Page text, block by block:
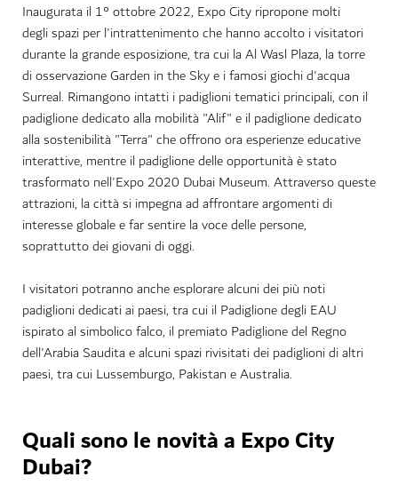
Inaugurata il 1° ottobre 2022, Expo City ripropone molti
degli spazi per l'intrattenimento che hanno accolto i visitatori
durante la grande esposizione, tra cui la Al Wasl Plaza, la torre
di osservazione Garden in the Sky e i famosi giochi d'acqua
Surreal. Rimangono intatti i padiglioni tematici principali, con il
padiglione dedicato alla mobilità "Alif" e il padiglione dedicato
alla sostenibilità "Terra" che offrono ora esperienze educative
interattive, mentre il padiglione delle opportunità è stato
trasformato nell'Expo 2020 Dubai Museum. Attraverso queste
attrazioni, la città si impegna ad affrontare argomenti di
interesse globale e far sentire la voce delle persone,
soprattutto dei giovani di oggi.
I visitatori potranno anche esplorare alcuni dei più noti
padiglioni dedicati ai paesi, tra cui il Padiglione degli EAU
ispirato al simbolico falco, il premiato Padiglione del Regno
dell'Arabia Saudita e alcuni spazi rivisitati dei padiglioni di altri
paesi, tra cui Lussemburgo, Pakistan eAustralia.
Quali sono le novità a Expo City
Dubai?